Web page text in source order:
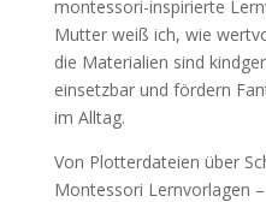
montessori-inspirierte
Mutter weiß ich, wie
die Materialien sind
einsetzbar und fördern
im Alltag.
Von Plotterdateien über
Montessori Lernvorlagen